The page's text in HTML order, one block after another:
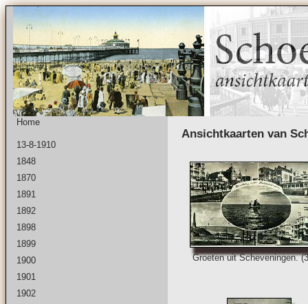
Home
13-8-1910
1848
1870
1891
1892
1898
1899
1900
1901
1902
Ansichtkaarten van
Groeten uit Scheveningen.